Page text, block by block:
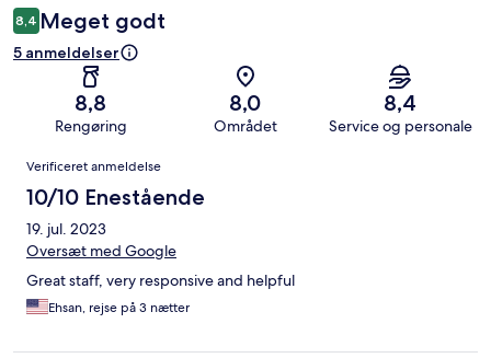
8,4 Meget godt
5 anmeldelser
8,8
Rengøring
8,0
Området
8,4
Service og personale
Anmeldelser
Verificeret anmeldelse
10/10 Enestående
19. jul. 2023
Oversæt med Google
Great staff, very responsive and helpful
Ehsan, rejse på 3 nætter